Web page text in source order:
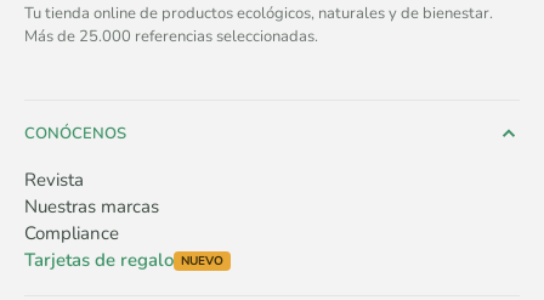
Tu tienda online de productos ecológicos, naturales y de bienestar.
Más de 25.000 referencias seleccionadas.
CONÓCENOS
Revista
Nuestras marcas
Compliance
Tarjetas de regalo NUEVO